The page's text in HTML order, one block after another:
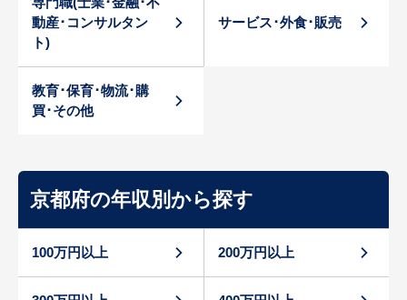
動産･コンサルタン
ト)
サービス･外食･販売
教育･保育･物流･購
買･その他
京都府の年収別から探す
100万円以上 200万円以上